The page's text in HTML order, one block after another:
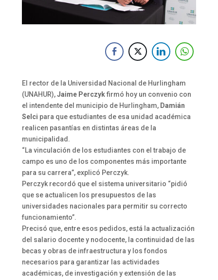
El rector de la Universidad Nacional de Hurlingham
(UNAHUR),Jaime Perczykfirmó hoy un convenio con
el intendente del municipio de Hurlingham, Damián
Selci para que estudiantes de esa unidad académica
realicen pasantías en distintas áreas de la
municipalidad.
“La vinculación de los estudiantes con el trabajo de
campo es uno de los componentes más importante
para su carrera”, explicó Perczyk.
Perczyk recordó que el sistema universitario “pidió
que se actualicen los presupuestos de las
universidades nacionales para permitir su correcto
funcionamiento”.
Precisó que, entre esos pedidos, está la actualización
del salario docente y nodocente, la continuidad de las
becas y obras de infraestructura y los fondos
necesarios para garantizar las actividades
académicas, de investigación y extensión de las